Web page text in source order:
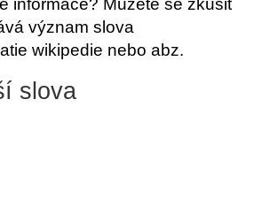
informace? Můžete se zkusit
význam slova
wikipedie nebo abz.
slova